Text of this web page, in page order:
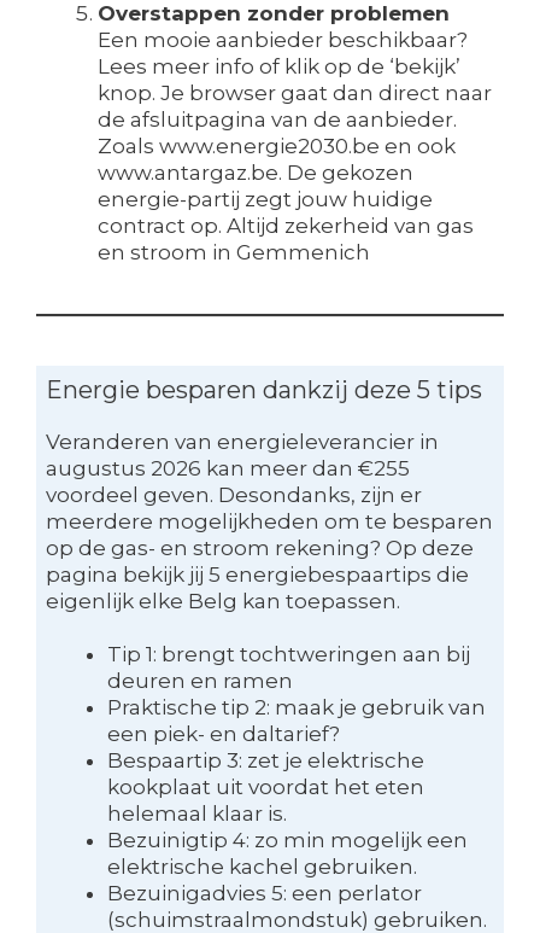
Overstappen zonder problemen
Een mooie aanbieder beschikbaar?
Lees meer info of klik op de ‘bekijk’
knop. Je browser gaat dan direct naar
de afsluitpagina van de aanbieder.
Zoals www.energie2030.be en ook
www.antargaz.be. De gekozen
energie-partij zegt jouw huidige
contract op. Altijd zekerheid van gas
en stroom in Gemmenich
Energie besparen dankzij deze 5 tips
Veranderen van energieleverancier in
augustus 2026 kan meer dan €255
voordeel geven. Desondanks, zijn er
meerdere mogelijkheden om te besparen
op de gas- en stroom rekening? Op deze
pagina bekijk jij 5 energiebespaartips die
eigenlijk elke Belg kan toepassen.
Tip 1: brengt tochtweringen aan bij
deuren en ramen
Praktische tip 2: maak je gebruik van
een piek- en daltarief?
Bespaartip 3: zet je elektrische
kookplaat uit voordat het eten
helemaal klaar is.
Bezuinigtip 4: zo min mogelijk een
elektrische kachel gebruiken.
Bezuinigadvies 5: een perlator
(schuimstraalmondstuk) gebruiken.